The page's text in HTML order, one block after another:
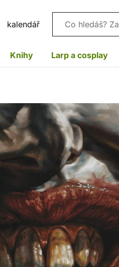
kalendář Vyhledávání
Knihy Larp a cosplay